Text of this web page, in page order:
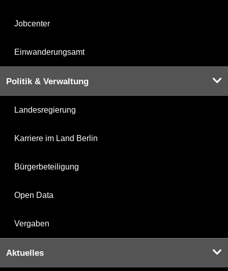
Jobcenter
Einwanderungsamt
Politik & Verwaltung
Landesregierung
Karriere im Land Berlin
Bürgerbeteiligung
Open Data
Vergaben
Aktuelles